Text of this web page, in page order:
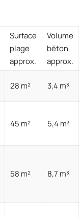
Surface
plage
approx.
Volume
béton
approx.
28 m² 3,4 m³
45 m² 5,4 m³
58 m² 8,7 m³